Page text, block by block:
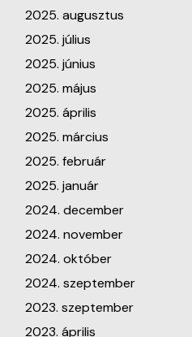
2025. augusztus
2025. július
2025. június
2025. május
2025. április
2025. március
2025. február
2025. január
2024. december
2024. november
2024. október
2024. szeptember
2023. szeptember
2023. április